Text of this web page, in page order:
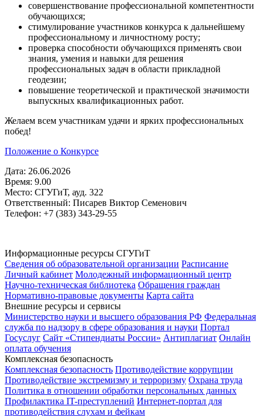
совершенствование профессиональной компетентности
обучающихся;
стимулирование участников конкурса к дальнейшему
профессиональному и личностному росту;
проверка способности обучающихся применять свои
знания, умения и навыки для решения
профессиональных задач в области прикладной
геодезии;
повышение теоретической и практической значимости
выпускных квалификационных работ.
Желаем всем участникам удачи и ярких профессиональных
побед!
Положение о Конкурсе
Дата: 26.06.2026
Время: 9.00
Место: СГУГиТ, ауд. 322
Ответственный: Писарев Виктор Семенович
Телефон: +7 (383) 343-29-55
Информационные ресурсы СГУГиТ
Сведения об образовательной организации Расписание
Личный кабинет Молодежный информационный центр
Научно-техническая библиотека Обращения граждан
Нормативно-правовые документы Карта сайта
Внешние ресурсы и сервисы
Министерство науки и высшего образования РФ Федеральная
служба по надзору в сфере образования и науки Портал
Госуслуг Сайт «Стипендиаты России» Антиплагиат Онлайн
оплата обучения
Комплексная безопасность
Комплексная безопасность Противодействие коррупции
Противодействие экстремизму и терроризму Охрана труда
Политика в отношении обработки персональных данных
Профилактика IT-преступлений Интернет-портал для
противодействия слухам и фейкам